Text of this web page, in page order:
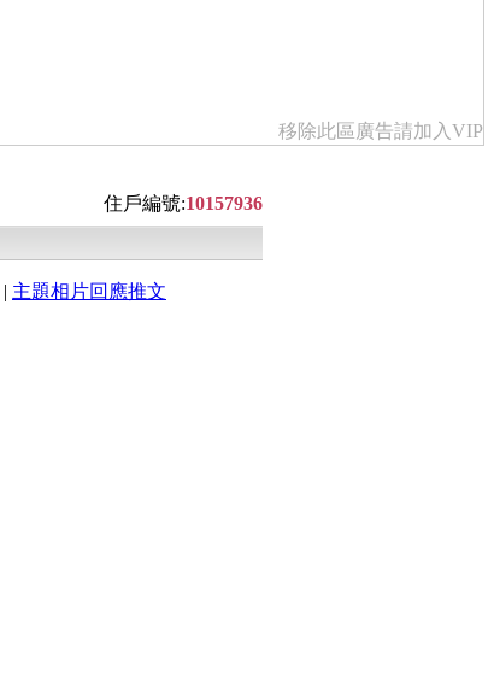
移除此區廣告請加入VIP
住戶編號:10157936
| 主題相片回應推文